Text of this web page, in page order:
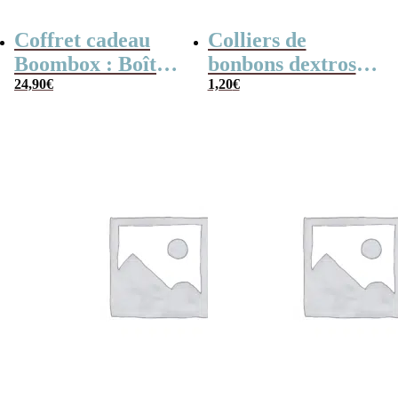
Coffret cadeau
Boombox : Boîte
bonbons des
24,90€
Colliers de
bonbons dextrose
x2
1,20€